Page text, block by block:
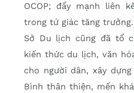
OCOP; đẩy mạnh liên
trong tứ giác tăng trưởng.
Sở Du lịch cũng đã tổ
kiến thức du lịch, văn
cho người dân, xây
Bình thân thiện, mến